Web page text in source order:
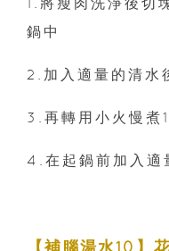
鍋中
2.加入適量的清水
3.再轉用小火慢煮
4.在起鍋前加入適
【補腦湯水10】